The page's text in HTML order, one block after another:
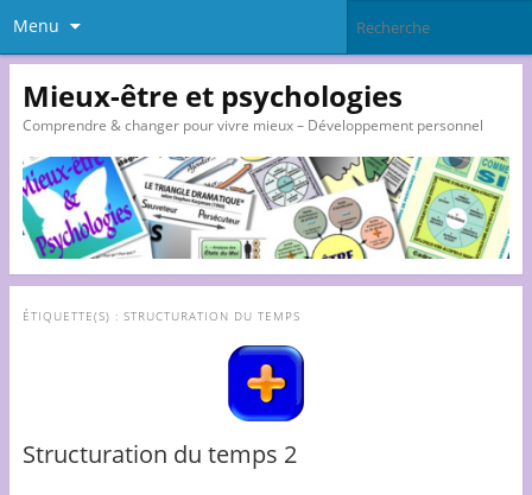
Menu
Mieux-être et psychologies
Comprendre & changer pour vivre mieux – Développement personnel
ÉTIQUETTE(S) : STRUCTURATION DU TEMPS
Structuration du temps 2